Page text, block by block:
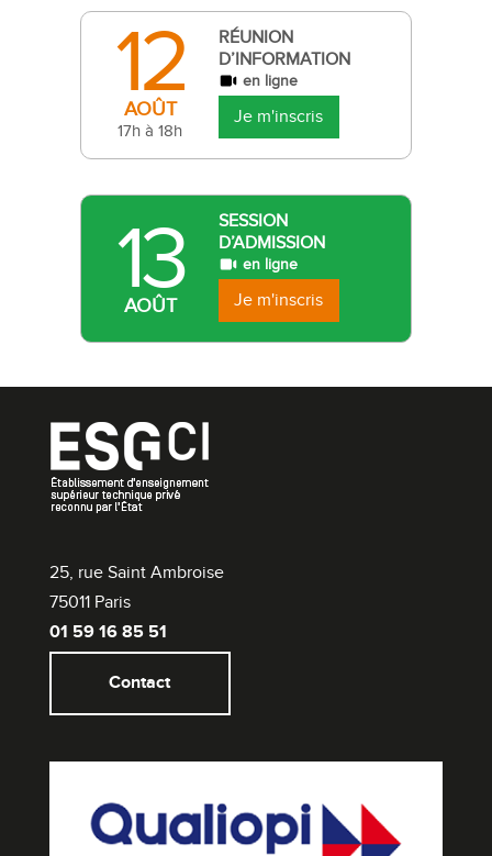
12
AOÛT
17h à 18h
RÉUNION
D’INFORMATION
en ligne
Je m'inscris
13
AOÛT
SESSION
D’ADMISSION
en ligne
Je m'inscris
25, rue Saint Ambroise
75011 Paris
01 59 16 85 51
Contact